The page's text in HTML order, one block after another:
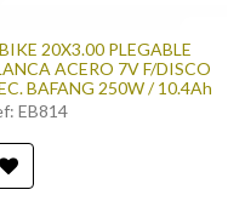
20X3.00 PLEGABLE
ACERO 7V F/DISCO
BAFANG 250W / 10.4Ah
EB814